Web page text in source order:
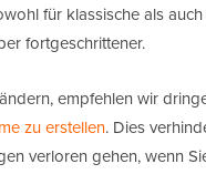
für klassische als
fortgeschrittener.
empfehlen wir
zu erstellen. Dies
verloren gehen, wenn